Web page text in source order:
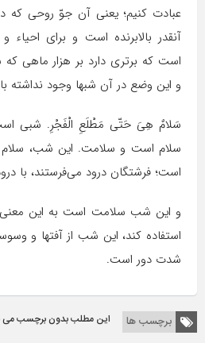
عبادت کنیم؛ یعنى آن جوّ روحى
آنقدر بالابرنده است و براى
است که برترى دارد بر هزار ماهى
و این وضع در آن شبها وجود نداشته
سَلامٌ هِىَ حَتّى مَطْلَعِ الْفَجْرِ. شبى
سلام است و سلامت. این شب، سلام
است؛ فرشتگان درود مى‌فرستند، با
و این شب سلامت است به این
استفاده کند، این شب از آفتها و
شدت دور است.
برچسب ها این مطلب بدون برچسب می